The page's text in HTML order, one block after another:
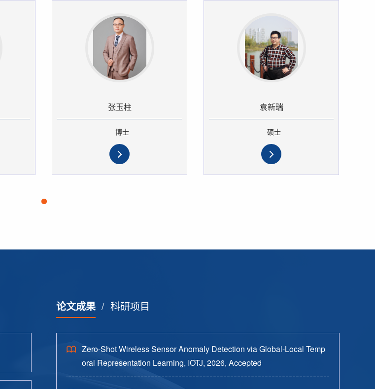
张玉柱
博士
袁新瑞
硕士
论文成果/ 科研项目
Zero-Shot Wireless Sensor Anomaly Detection via Global-Local Temp
oral Representation Learning, IOTJ, 2026, Accepted